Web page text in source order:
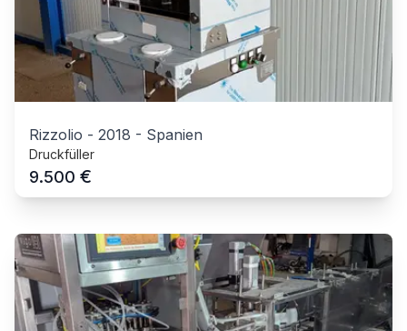
Rizzolio - 2018 - Spanien
Druckfüller
9.500 €